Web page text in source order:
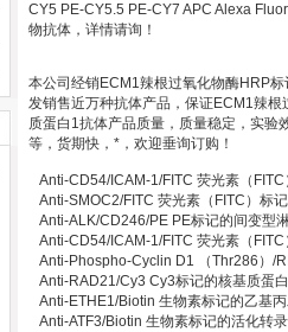
CY5 PE-CY5.5 PE-CY7 APC Alexa
物抗体，详情请询！
本公司经销ECM1辣根过氧化物酶HRP
发销售近万种抗体产品，保证ECM1辣
质蛋白1抗体产品质量，质量稳定，实
等，货期快，*，欢迎垂询订购！
Anti-CD54/ICAM-1/FITC 荧光素（
Anti-SMOC2/FITC 荧光素（FITC）标
Anti-ALK/CD246/PE PE标记的间变型
Anti-CD54/ICAM-1/FITC 荧光素（
Anti-Phospho-Cyclin D1 （Thr286）/
Anti-RAD21/Cy3 Cy3标记的核基质蛋
Anti-ETHE1/Biotin 生物素标记的乙基
Anti-ATF3/Biotin 生物素标记的活化转